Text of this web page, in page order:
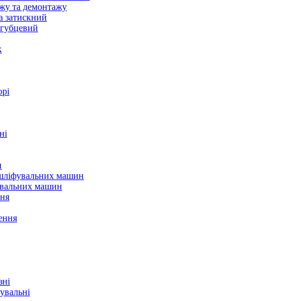
та демонтажу
затискний
машин
машин